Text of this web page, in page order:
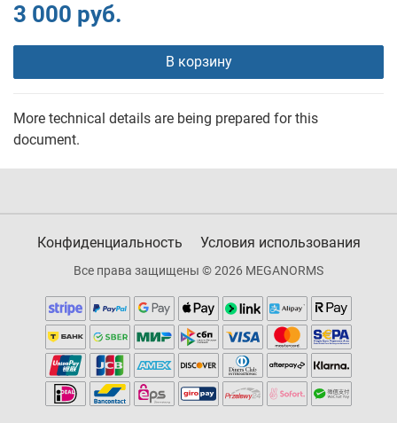
3 000 руб.
В корзину
More technical details are being prepared for this
document.
Конфиденциальность Условия использования
Все права защищены © 2026 MEGANORMS